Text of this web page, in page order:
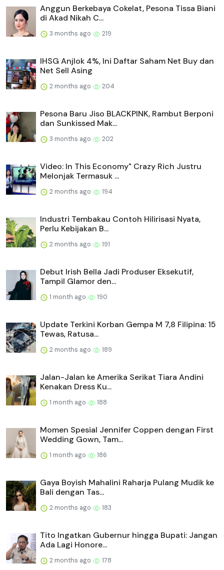
Anggun Berkebaya Cokelat, Pesona Tissa Biani
di Akad Nikah C...
3 months ago 219
IHSG Anjlok 4%, Ini Daftar Saham Net Buy dan
Net Sell Asing
2 months ago 204
Pesona Baru Jiso BLACKPINK, Rambut Berponi
dan Sunkissed Mak...
3 months ago 202
Video: In This Economy" Crazy Rich Justru
Melonjak Termasuk ...
2 months ago 194
Industri Tembakau Contoh Hilirisasi Nyata,
Perlu Kebijakan B...
2 months ago 191
Debut Irish Bella Jadi Produser Eksekutif,
Tampil Glamor den...
1 month ago 190
Update Terkini Korban Gempa M 7,8 Filipina: 15
Tewas, Ratusa...
2 months ago 189
Jalan-Jalan ke Amerika Serikat Tiara Andini
Kenakan Dress Ku...
1 month ago 188
Momen Spesial Jennifer Coppen dengan First
Wedding Gown, Tam...
1 month ago 186
Gaya Boyish Mahalini Raharja Pulang Mudik ke
Bali dengan Tas...
2 months ago 183
Tito Ingatkan Gubernur hingga Bupati: Jangan
Ada Lagi Honore...
2 months ago 178